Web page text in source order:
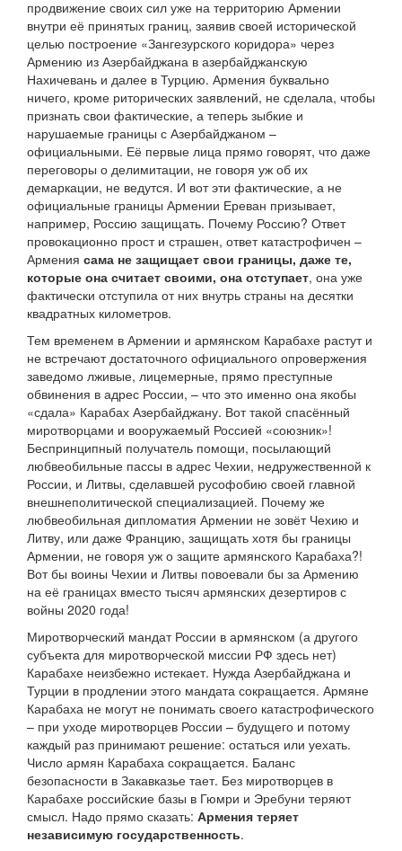
продвижение своих сил уже на территорию Армении
внутри её принятых границ, заявив своей исторической
целью построение «Зангезурского коридора» через
Армению из Азербайджана в азербайджанскую
Нахичевань и далее в Турцию. Армения буквально
ничего, кроме риторических заявлений, не сделала, чтобы
признать свои фактические, а теперь зыбкие и
нарушаемые границы с Азербайджаном –
официальными. Её первые лица прямо говорят, что даже
переговоры о делимитации, не говоря уж об их
демаркации, не ведутся. И вот эти фактические, а не
официальные границы Армении Ереван призывает,
например, Россию защищать. Почему Россию? Ответ
провокационно прост и страшен, ответ катастрофичен –
Армения сама не защищает свои границы, даже те,
которые она считает своими, она отступает, она уже
фактически отступила от них внутрь страны на десятки
квадратных километров.
Тем временем в Армении и армянском Карабахе растут и
не встречают достаточного официального опровержения
заведомо лживые, лицемерные, прямо преступные
обвинения в адрес России, – что это именно она якобы
«сдала» Карабах Азербайджану. Вот такой спасённый
миротворцами и вооружаемый Россией «союзник»!
Беспринципный получатель помощи, посылающий
любвеобильные пассы в адрес Чехии, недружественной к
России, и Литвы, сделавшей русофобию своей главной
внешнеполитической специализацией. Почему же
любвеобильная дипломатия Армении не зовёт Чехию и
Литву, или даже Францию, защищать хотя бы границы
Армении, не говоря уж о защите армянского Карабаха?!
Вот бы воины Чехии и Литвы повоевали бы за Армению
на её границах вместо тысяч армянских дезертиров с
войны 2020 года!
Миротворческий мандат России в армянском (а другого
субъекта для миротворческой миссии РФ здесь нет)
Карабахе неизбежно истекает. Нужда Азербайджана и
Турции в продлении этого мандата сокращается. Армяне
Карабаха не могут не понимать своего катастрофического
– при уходе миротворцев России – будущего и потому
каждый раз принимают решение: остаться или уехать.
Число армян Карабаха сокращается. Баланс
безопасности в Закавказье тает. Без миротворцев в
Карабахе российские базы в Гюмри и Эребуни теряют
смысл. Надо прямо сказать: Армения теряет
независимую государственность.